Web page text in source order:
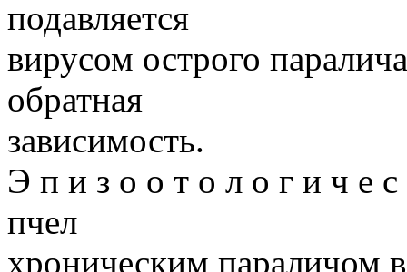
подавляется
вирусом острого
обратная
зависимость.
Э п и з о о т о л о г и ч е
пчел
хроническим параличом